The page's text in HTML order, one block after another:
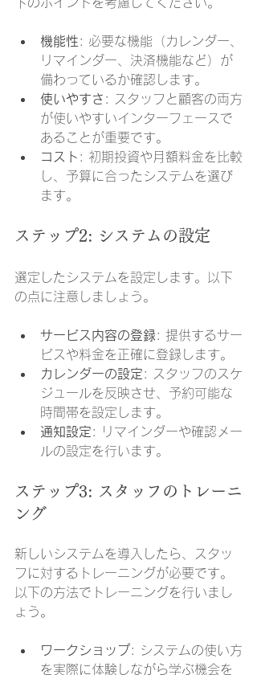
下のポイントを考慮してください。
機能性: 必要な機能（カレンダー、
リマインダー、決済機能など）が
備わっているか確認します。
使いやすさ : スタッフと顧客の両方
が使いやすいインターフェースで
あることが重要です。
コスト : 初期投資や月額料金を比較
し、予算に合ったシステムを選び
ます。
ステップ2: システムの設定
選定したシステムを設定します。以下
の点に注意しましょう。
サービス内容の登録: 提供するサー
ビスや料金を正確に登録します。
カレンダーの設定: スタッフのスケ
ジュールを反映させ、予約可能な
時間帯を設定します。
通知設定: リマインダーや確認メー
ルの設定を行います。
ステップ3: スタッフのトレーニ
ング
新しいシステムを導入したら、スタッ
フに対するトレーニングが必要です。
以下の方法でトレーニングを行いまし
ょう。
ワークショップ: システムの使い方
を実際に体験しながら学ぶ機会を